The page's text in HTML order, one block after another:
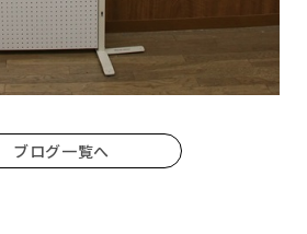
ブログ一覧へ